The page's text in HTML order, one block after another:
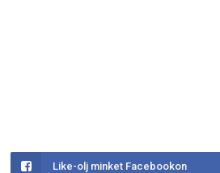
Like-olj minket Facebookon